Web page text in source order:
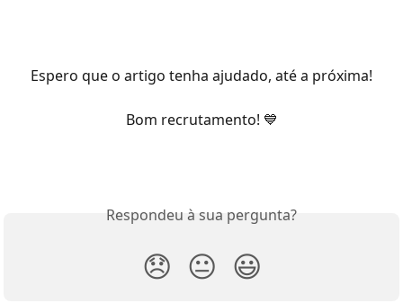
Espero que o artigo tenha ajudado, até a próxima!
Bom recrutamento! 💙
Respondeu à sua pergunta?
😞 😐 😃